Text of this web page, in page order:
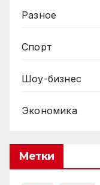
Разное
Спорт
Шоу-бизнес
Экономика
Метки